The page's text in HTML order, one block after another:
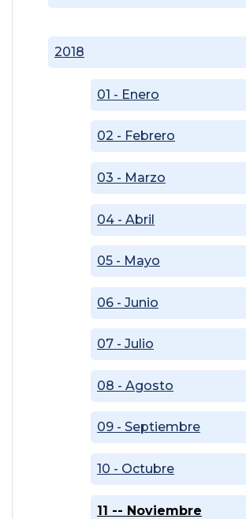
2018
01 - Enero
02 - Febrero
03 - Marzo
04 - Abril
05 - Mayo
06 - Junio
07 - Julio
08 - Agosto
09 - Septiembre
10 - Octubre
11 -- Noviembre